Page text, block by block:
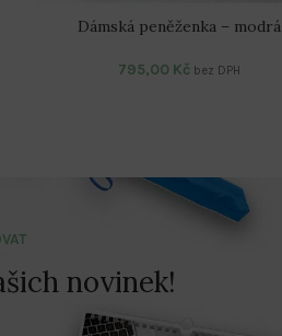
Dámská peněženka – modrá
795,00 Kč bez DPH
novinek!